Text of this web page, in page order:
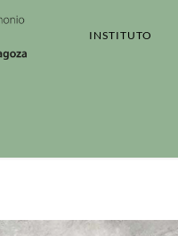
INSTITUTO